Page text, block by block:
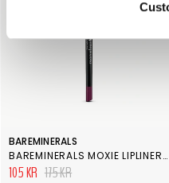
BAREMINERALS
BAREMINERALS MOXIE LIPLINER ELECTRIFIED
105 KR 175 KR